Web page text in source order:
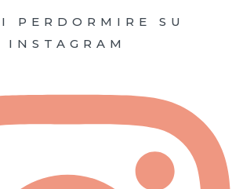
PERDORMIRE SU
INSTAGRAM